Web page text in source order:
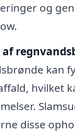
og
af
kan
hvilket
disse